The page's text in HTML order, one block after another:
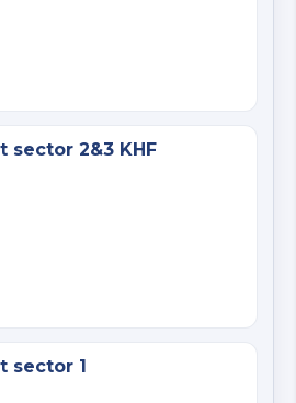
sector 2&3 KHF
sector 1